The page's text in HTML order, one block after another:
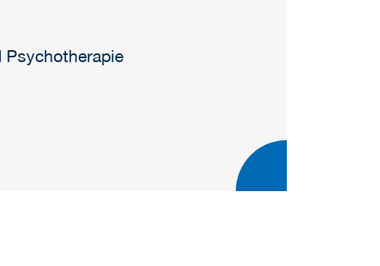
Psychotherapie